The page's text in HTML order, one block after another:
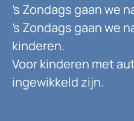
’s Zondags gaan we
’s Zondags gaan we
kinderen.
Voor kinderen met
ingewikkeld zijn.